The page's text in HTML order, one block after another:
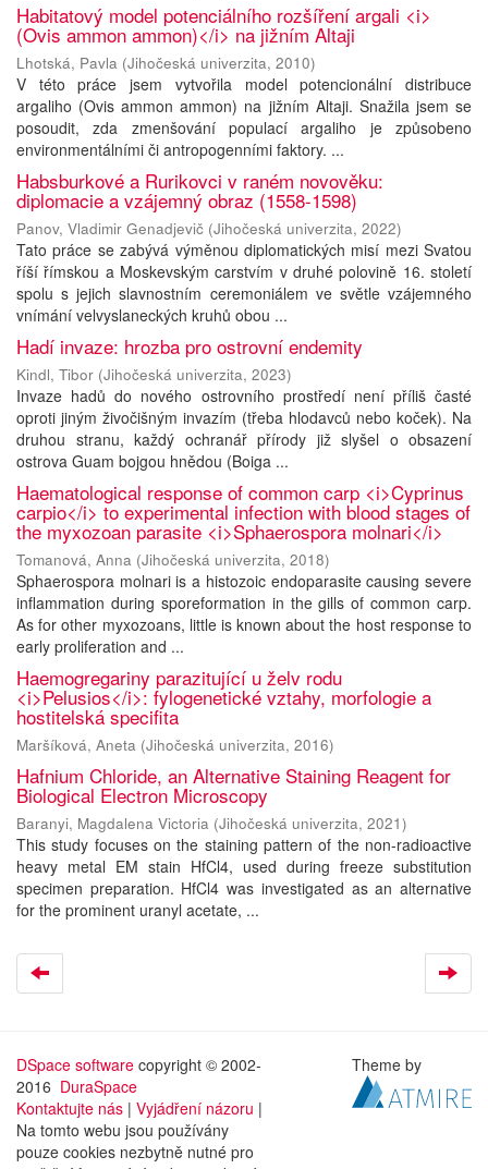
Habitatový model potenciálního rozšíření argali <i>
(Ovis ammon ammon)</i> na jižním Altaji
Lhotská, Pavla (Jihočeská univerzita, 2010)
V této práce jsem vytvořila model potencionální distribuce
argaliho (Ovis ammon ammon) na jižním Altaji. Snažila jsem se
posoudit, zda zmenšování populací argaliho je způsobeno
environmentálními či antropogenními faktory. ...
Habsburkové a Rurikovci v raném novověku:
diplomacie a vzájemný obraz (1558-1598)
Panov, Vladimir Genadjevič (Jihočeská univerzita, 2022)
Tato práce se zabývá výměnou diplomatických misí mezi Svatou
říší římskou a Moskevským carstvím v druhé polovině 16. století
spolu s jejich slavnostním ceremoniálem ve světle vzájemného
vnímání velvyslaneckých kruhů obou ...
Hadí invaze: hrozba pro ostrovní endemity
Kindl, Tibor (Jihočeská univerzita, 2023)
Invaze hadů do nového ostrovního prostředí není příliš časté
oproti jiným živočišným invazím (třeba hlodavců nebo koček). Na
druhou stranu, každý ochranář přírody již slyšel o obsazení
ostrova Guam bojgou hnědou (Boiga ...
Haematological response of common carp <i>Cyprinus
carpio</i> to experimental infection with blood stages of
the myxozoan parasite <i>Sphaerospora molnari</i>
Tomanová, Anna (Jihočeská univerzita, 2018)
Sphaerospora molnari is a histozoic endoparasite causing severe
inflammation during sporeformation in the gills of common carp.
As for other myxozoans, little is known about the host response to
early proliferation and ...
Haemogregariny parazitující u želv rodu
<i>Pelusios</i>: fylogenetické vztahy, morfologie a
hostitelská specifita
Maršíková, Aneta (Jihočeská univerzita, 2016)
Hafnium Chloride, an Alternative Staining Reagent for
Biological Electron Microscopy
Baranyi, Magdalena Victoria (Jihočeská univerzita, 2021)
This study focuses on the staining pattern of the non-radioactive
heavy metal EM stain HfCl4, used during freeze substitution
specimen preparation. HfCl4 was investigated as an alternative
for the prominent uranyl acetate, ...
DSpace software copyright © 2002-
2016 DuraSpace
Kontaktujte nás | Vyjádření názoru |
Na tomto webu jsou používány
pouze cookies nezbytně nutné pro
Theme by